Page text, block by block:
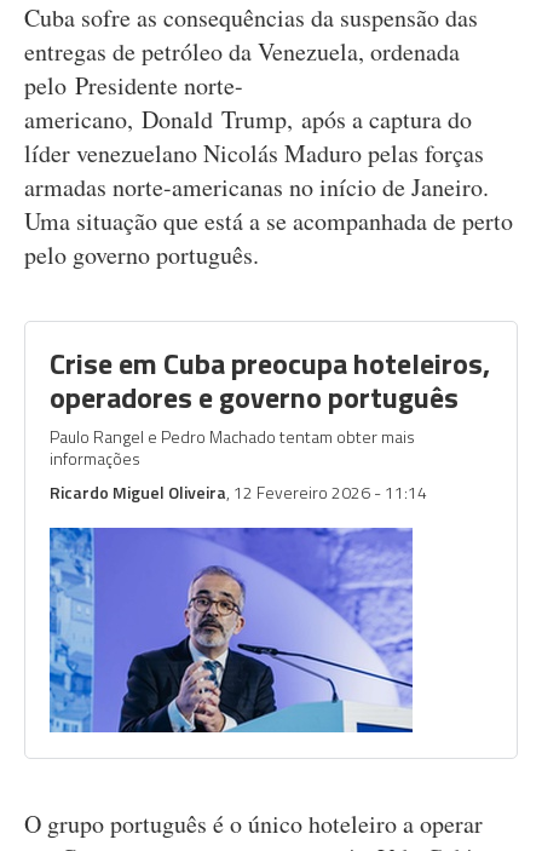
Cuba sofre as consequências da suspensão das
entregas de petróleo da Venezuela, ordenada
pelo Presidente norte-
americano, Donald Trump, após a captura do
líder venezuelano Nicolás Maduro pelas forças
armadas norte-americanas no início de Janeiro.
Uma situação que está a se acompanhada de perto
pelo governo português.
Crise em Cuba preocupa hoteleiros,
operadores e governo português
Paulo Rangel e Pedro Machado tentam obter mais
informações
Ricardo Miguel Oliveira, 12 Fevereiro 2026 - 11:14
O grupo português é o único hoteleiro a operar